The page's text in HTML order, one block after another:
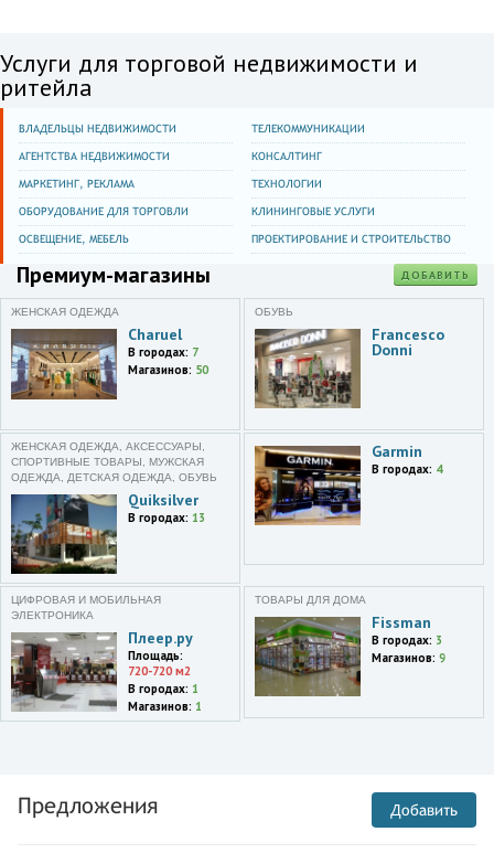
Услуги для торговой недвижимости и
ритейла
ВЛАДЕЛЬЦЫ НЕДВИЖИМОСТИ ТЕЛЕКОММУНИКАЦИИ
АГЕНТСТВА НЕДВИЖИМОСТИ КОНСАЛТИНГ
МАРКЕТИНГ, РЕКЛАМА ТЕХНОЛОГИИ
ОБОРУДОВАНИЕ ДЛЯ ТОРГОВЛИ КЛИНИНГОВЫЕ УСЛУГИ
ОСВЕЩЕНИЕ, МЕБЕЛЬ ПРОЕКТИРОВАНИЕ И СТРОИТЕЛЬСТВО
ДОБАВИТЬ
Премиум-магазины
ЖЕНСКАЯ ОДЕЖДА
Charuel
В городах: 7
Магазинов: 50
ОБУВЬ
Francesco
Donni
ЖЕНСКАЯ ОДЕЖДА, АКСЕССУАРЫ,
СПОРТИВНЫЕ ТОВАРЫ, МУЖСКАЯ
ОДЕЖДА, ДЕТСКАЯ ОДЕЖДА, ОБУВЬ
Quiksilver
В городах: 13
Garmin
В городах: 4
ЦИФРОВАЯ И МОБИЛЬНАЯ
ЭЛЕКТРОНИКА
Плеер.ру
Площадь:
720-720 м2
В городах: 1
Магазинов: 1
ТОВАРЫ ДЛЯ ДОМА
Fissman
В городах: 3
Магазинов: 9
Предложения Добавить